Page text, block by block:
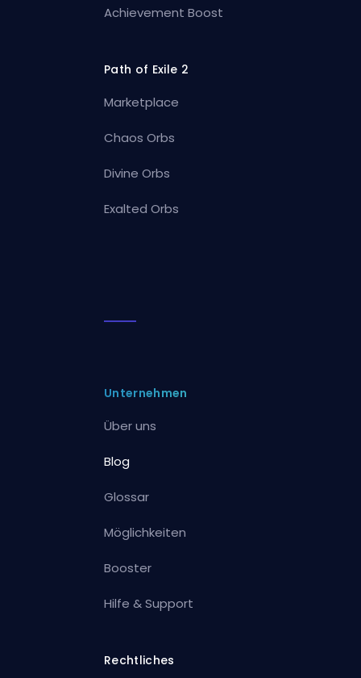
Achievement Boost
Path of Exile 2
Marketplace
Chaos Orbs
Divine Orbs
Exalted Orbs
Unternehmen
Über uns
Blog
Glossar
Möglichkeiten
Booster
Hilfe & Support
Rechtliches